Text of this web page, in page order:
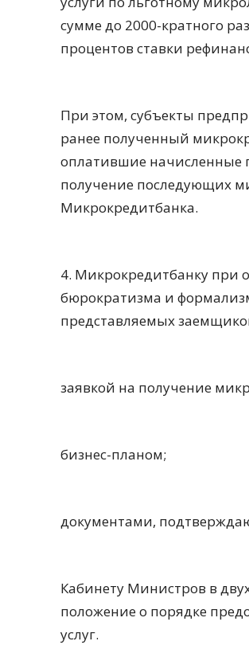
сумме до 2000-кратного
процентов ставки
При этом, субъекты
ранее полученный
оплатившие начисленные
получение последующих
Микрокредитбанка.
4. Микрокредитбанку при
бюрократизма и
представляемых
заявкой на получение
бизнес-планом;
документами,
Кабинету Министров в
положение о порядке
услуг.